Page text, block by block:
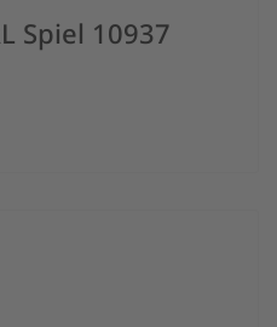
Spiel 10937